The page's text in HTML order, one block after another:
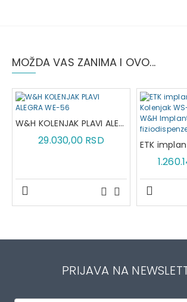
MOŽDA VAS ZANIMA I OVO...
W&H KOLENJAK PLAVI ALEGRA WE-56
29.030,00 RSD
PRIJAVA NA